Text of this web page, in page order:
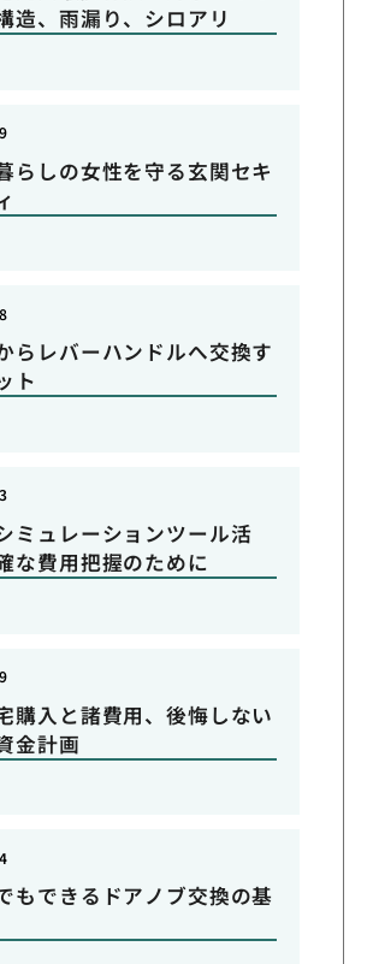
造、雨漏り、シロアリ
らしの女性を守る玄関セキ
らレバーハンドルへ交換す
ト
ミュレーションツール活
な費用把握のために
購入と諸費用、後悔しない
金計画
もできるドアノブ交換の基